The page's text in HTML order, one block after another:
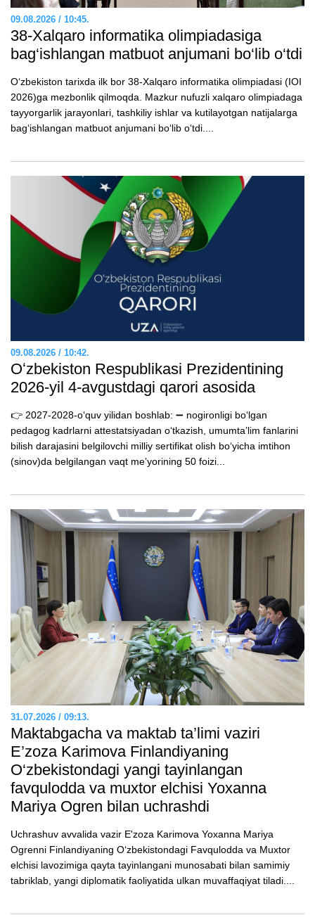
09.08.2026 / 10:45.
38-Xalqaro informatika olimpiadasiga
bag‘ishlangan matbuot anjumani bo‘lib o‘tdi
O‘zbekiston tarixda ilk bor 38-Xalqaro informatika olimpiadasi (IOI
2026)ga mezbonlik qilmoqda. Mazkur nufuzli xalqaro olimpiadaga
tayyorgarlik jarayonlari, tashkiliy ishlar va kutilayotgan natijalarga
bagʻishlangan matbuot anjumani boʻlib oʻtdi....
09.08.2026 / 10:42.
Oʻzbekiston Respublikasi Prezidentining
2026-yil 4-avgustdagi qarori asosida
👉 2027-2028-oʻquv yilidan boshlab: ➖ nogironligi boʻlgan
pedagog kadrlarni attestatsiyadan oʻtkazish, umumtaʼlim fanlarini
bilish darajasini belgilovchi milliy sertifikat olish boʻyicha imtihon
(sinov)da belgilangan vaqt meʼyorining 50 foizi...
31.07.2026 / 09:13.
Maktabgacha va maktab ta’limi vaziri
E’zozа Karimova Finlandiyaning
O‘zbekistondagi yangi tayinlangan
favqulodda va muxtor elchisi Yoxanna
Mariya Ogren bilan uchrashdi
Uchrashuv avvalida vazir E'zoza Karimova Yoxanna Mariya
Ogrenni Finlandiyaning O‘zbekistondagi Favqulodda va Muxtor
elchisi lavozimiga qayta tayinlangani munosabati bilan samimiy
tabriklab, yangi diplomatik faoliyatida ulkan muvaffaqiyat tiladi....